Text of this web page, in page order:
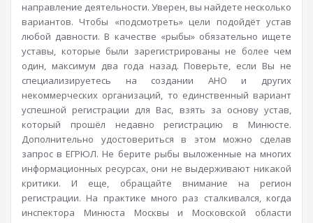
направление деятельности. Уверен, вы найдете несколько
вариантов. Чтобы «подсмотреть» цели подойдёт устав
любой давности. В качестве «рыбы» обязательно ищете
уставы, которые были зарегистрированы не более чем
один, максимум два года назад. Поверьте, если Вы не
специализируетесь на создании АНО и других
некоммерческих организаций, то единственный вариант
успешной регистрации для Вас, взять за основу устав,
который прошёл недавно регистрацию в Минюсте.
Дополнительно удостовериться в этом можно сделав
запрос в ЕГРЮЛ. Не берите рыбы выложенные на многих
информационных ресурсах, они не выдерживают никакой
критики. И еще, обращайте внимание на регион
регистрации. На практике много раз сталкивался, когда
инспектора Минюста Москвы и Московской области